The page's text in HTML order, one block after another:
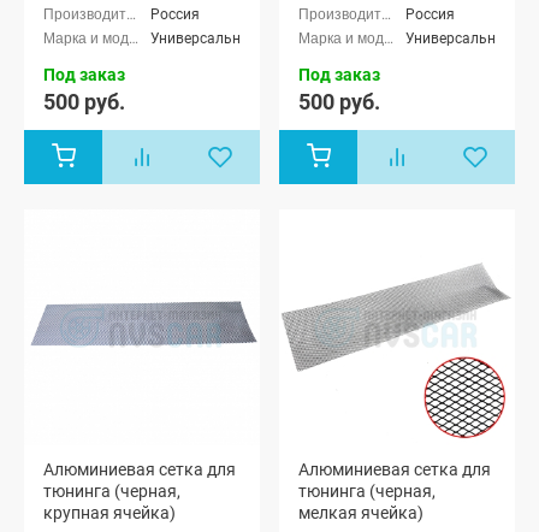
Россия
Универсальные
Под заказ
500 руб.
Россия
Универсальные
Под заказ
500 руб.
Алюминиевая сетка для
тюнинга (черная,
крупная ячейка)
Алюминиевая сетка для
тюнинга (черная,
мелкая ячейка)